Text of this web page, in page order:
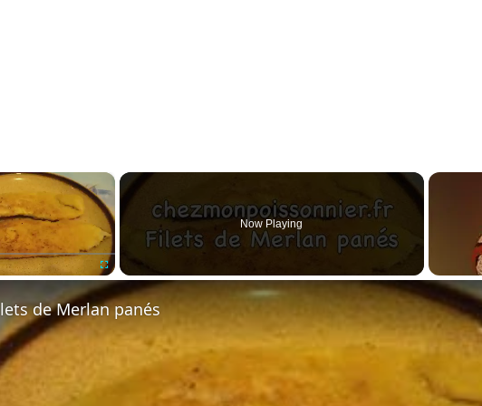
×
Fullscreen
Now Playing
de Merlan panés